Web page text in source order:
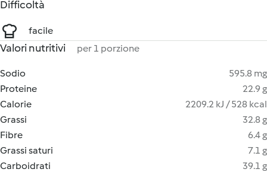
Difficoltà
facile
Valori nutritivi per 1 porzione
Sodio
595.8 mg
Proteine
22.9 g
Calorie
2209.2 kJ / 528 kcal
Grassi
32.8 g
Fibre
6.4 g
Grassi saturi
7.1 g
Carboidrati
39.1 g